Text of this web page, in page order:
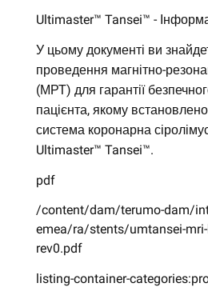
Ultimaster™ Tansei™ -
У цьому документі ви
проведення магнітно-
(МРТ) для гарантії
пацієнта, якому
система коронарна
Ultimaster™ Tansei™.
pdf
/content/dam/terumo-dam/
emea/ra/stents/umtansei-
rev0.pdf
listing-container-